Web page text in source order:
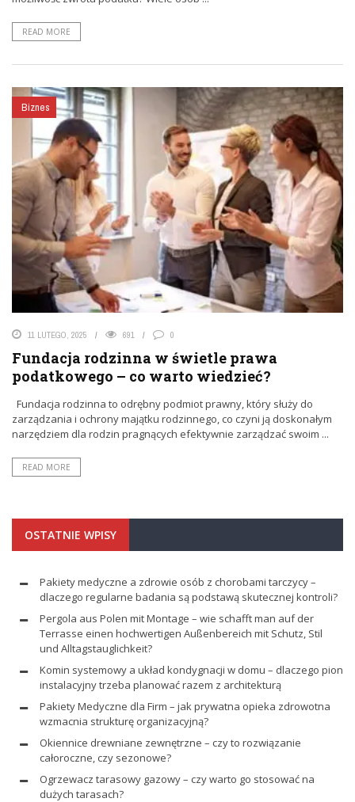
READ MORE
Biznes
11 LUTEGO, 2025 691 0
Fundacja rodzinna w świetle prawa
podatkowego – co warto wiedzieć?
Fundacja rodzinna to odrębny podmiot prawny, który służy do
zarządzania i ochrony majątku rodzinnego, co czyni ją doskonałym
narzędziem dla rodzin pragnących efektywnie zarządzać swoim ...
READ MORE
OSTATNIE WPISY
Pakiety medyczne a zdrowie osób z chorobami tarczycy –
dlaczego regularne badania są podstawą skutecznej kontroli?
Pergola aus Polen mit Montage – wie schafft man auf der
Terrasse einen hochwertigen Außenbereich mit Schutz, Stil
und Alltagstauglichkeit?
Komin systemowy a układ kondygnacji w domu – dlaczego pion
instalacyjny trzeba planować razem z architekturą
Pakiety Medyczne dla Firm – jak prywatna opieka zdrowotna
wzmacnia strukturę organizacyjną?
Okiennice drewniane zewnętrzne – czy to rozwiązanie
całoroczne, czy sezonowe?
Ogrzewacz tarasowy gazowy – czy warto go stosować na
dużych tarasach?